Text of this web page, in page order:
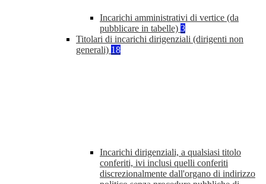
Incarichi amministrativi di vertice (da
pubblicare in tabelle) 3
Titolari di incarichi dirigenziali (dirigenti non
generali) 18
Incarichi dirigenziali, a qualsiasi titolo
conferiti, ivi inclusi quelli conferiti
discrezionalmente dall'organo di indirizzo